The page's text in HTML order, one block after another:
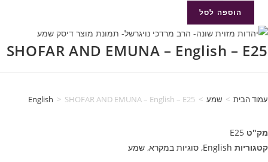
הוספה לסל
SHOFAR AND EMUNA – English – E25
עמוד הבית > שמע >
English > SHOFAR AND EMUNA – English – E25
מק"ט E25
קטגוריות English
, סוגיות במקרא, שמע